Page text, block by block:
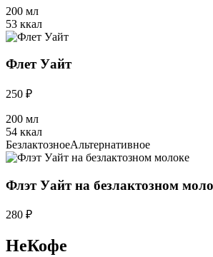
200 мл
53 ккал
Флет Уайт
250 ₽
200 мл
54 ккал
БезлактозноеАльтернативное
Флэт Уайт на безлактозном
280 ₽
НеКофе